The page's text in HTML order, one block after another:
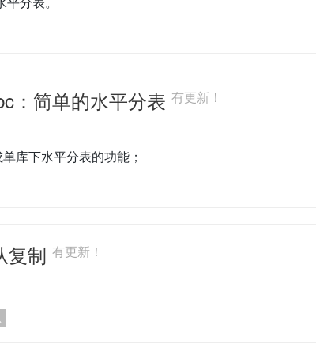
：简单的水平分表有更新！
库下水平分表的功能；
复制有更新！